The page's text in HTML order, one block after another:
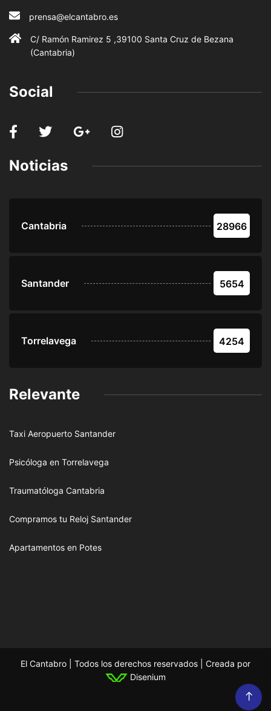
prensa@elcantabro.es
C/ Ramón Ramirez 5 ,39100 Santa Cruz de Bezana
(Cantabria)
Social
Noticias
Cantabria 28966
Santander 5654
Torrelavega 4254
Relevante
Taxi Aeropuerto Santander
Psicóloga en Torrelavega
Traumatóloga Cantabria
Compramos tu Reloj Santander
Apartamentos en Potes
El Cantabro | Todos los derechos reservados | Creada por
Disenium